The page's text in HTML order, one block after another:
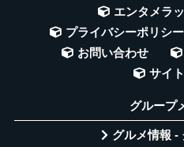
エンタメラ
プライバシーポリシー
お問い合わせ
サイ
グループ
グルメ情報 -